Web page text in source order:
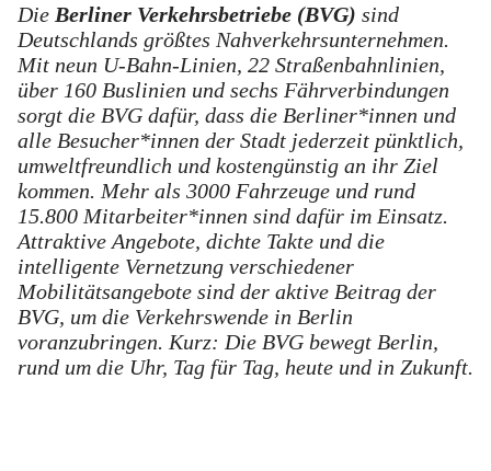
Die Berliner Verkehrsbetriebe (BVG) sind
Deutschlands größtes Nahverkehrsunternehmen.
Mit neun U-Bahn-Linien, 22 Straßenbahnlinien,
über 160 Buslinien und sechs Fährverbindungen
sorgt die BVG dafür, dass die Berliner*innen und
alle Besucher*innen der Stadt jederzeit pünktlich,
umweltfreundlich und kostengünstig an ihr Ziel
kommen. Mehr als 3000 Fahrzeuge und rund
15.800 Mitarbeiter*innen sind dafür im Einsatz.
Attraktive Angebote, dichte Takte und die
intelligente Vernetzung verschiedener
Mobilitätsangebote sind der aktive Beitrag der
BVG, um die Verkehrswende in Berlin
voranzubringen. Kurz: Die BVG bewegt Berlin,
rund um die Uhr, Tag für Tag, heute und in Zukunft.